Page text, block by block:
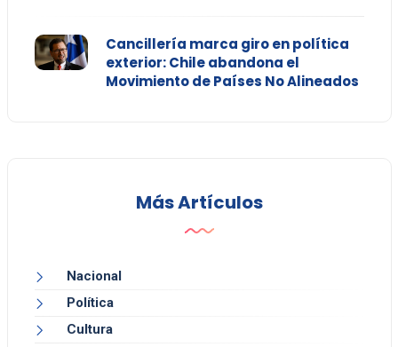
Cancillería marca giro en política
exterior: Chile abandona el
Movimiento de Países No Alineados
Más Artículos
Nacional
Política
Cultura